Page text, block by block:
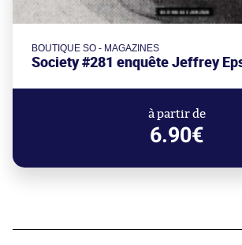
BOUTIQUE SO - MAGAZINES
Society #281 enquête Jeffrey
à partir de
6.90€